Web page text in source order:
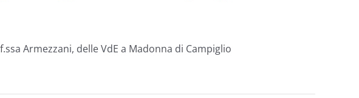
Armezzani, delle VdE a Madonna di Campiglio